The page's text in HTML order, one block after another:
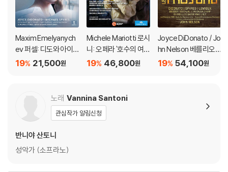
1) 4K UHD 디스크는 대용량의 데이터 전송이 필요하므로 4K전용 플레
이어를 사용하셔야 합니다. 더불어 플레이어 소프트웨어 최신 버전의 업데
2) 3D 블루레이는 전용 플레이어와 3D 지원 TV를 통해서만 재생 가능합
1) 제작/배송 과정에서 경미한 아웃케이스 주름, 모서리 눌림 및 갈라짐이
발생할 수 있습니다. 반품을 원하실 경우 미개봉 상태로 문의 부탁드립니
있습니다.
3) 렌티큘러 스틸북의 경우, 보호필름이 붙어 판매되기도 합니다. 보호필
Maxim Emelyanych
ev 퍼셀: 디도와 아이
네이아스 (Purcell: Did
21,500원
19%
Michele Mariotti 로시
니: 오페라 '호수의 여
인' (Rossini: La donn
46,800원
19%
Joyce DiDonato / Jo
hn Nelson 베를리오
즈: 오페라 '트로이인'
54,100원
19%
노래 Vannina Santoni
관심작가 알림신청
반니야 산토니
성악가 (소프라노)